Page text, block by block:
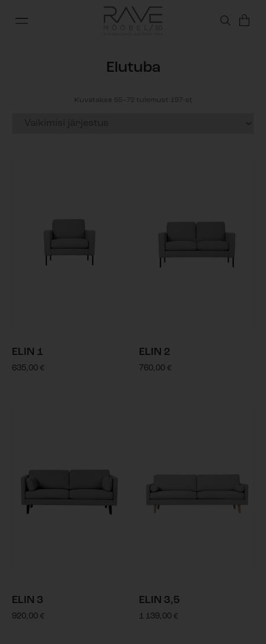
Elutuba
Kuvatakse 55–72 tulemust 197-st
ELIN 1
635,00 €
ELIN 2
760,00 €
ELIN 3
920,00 €
ELIN 3,5
1 139,00 €